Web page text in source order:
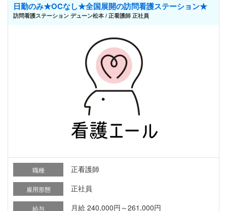
日勤のみ★OCなし★全国展開の訪問看護ステーション★
訪問看護ステーション デューン松本 / 正看護師 正社員
職種 正看護師
雇用形態 正社員
給与 月給 240,000円～261,000円